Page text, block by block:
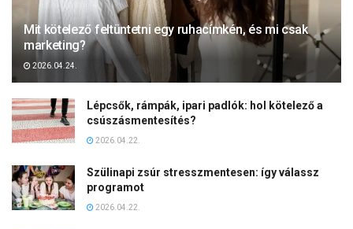
Mit kötelező feltüntetni egy ruhacímkén, és mi csak
marketing?
2026.04.24.
Lépcsők, rámpák, ipari padlók: hol kötelező a
csúszásmentesítés?
2026.04.22.
Szülinapi zsúr stresszmentesen: így válassz
programot
2026.04.22.